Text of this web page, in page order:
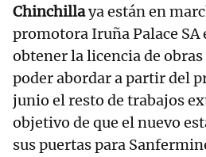
Chinchillaya están en
promotora Iruña Palace SA
obtener la licencia de
poder abordar a partir del
junio el resto de trabajos
objetivo de que el nuevo
sus puertas para